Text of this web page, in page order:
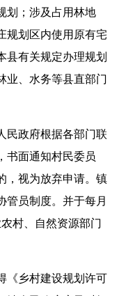
划；涉及占用林地
规划区内使用原有宅
县有关规定办理规划
业、水务等县直部门
政府根据各部门联
书面通知村民委员
，视为放弃申请。镇
管员制度。并于每月
村、自然资源部门
乡村建设规划许可